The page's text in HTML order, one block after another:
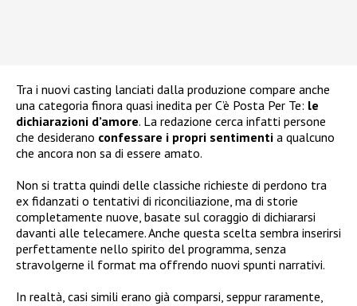
Tra i nuovi casting lanciati dalla produzione compare anche
una categoria finora quasi inedita per C’è Posta Per Te: le
dichiarazioni d’amore. La redazione cerca infatti persone
che desiderano confessare i propri sentimenti a qualcuno
che ancora non sa di essere amato.
Non si tratta quindi delle classiche richieste di perdono tra
ex fidanzati o tentativi di riconciliazione, ma di storie
completamente nuove, basate sul coraggio di dichiararsi
davanti alle telecamere. Anche questa scelta sembra inserirsi
perfettamente nello spirito del programma, senza
stravolgerne il format ma offrendo nuovi spunti narrativi.
In realtà, casi simili erano già comparsi, seppur raramente,